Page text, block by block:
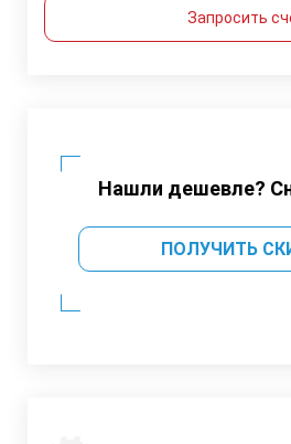
Запросить
Нашли дешевле?
ПОЛУЧИТЬ